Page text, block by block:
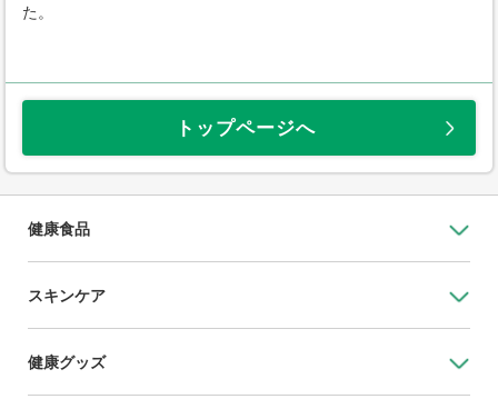
た。
トップページへ
健康食品
スキンケア
健康グッズ